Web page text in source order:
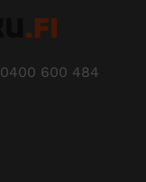
0400 600 484